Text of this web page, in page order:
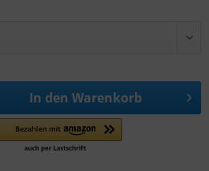
In den Warenkorb